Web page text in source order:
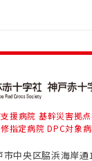
援病院 基幹災害拠
指定病院 DPC対象
市中央区脇浜海岸通